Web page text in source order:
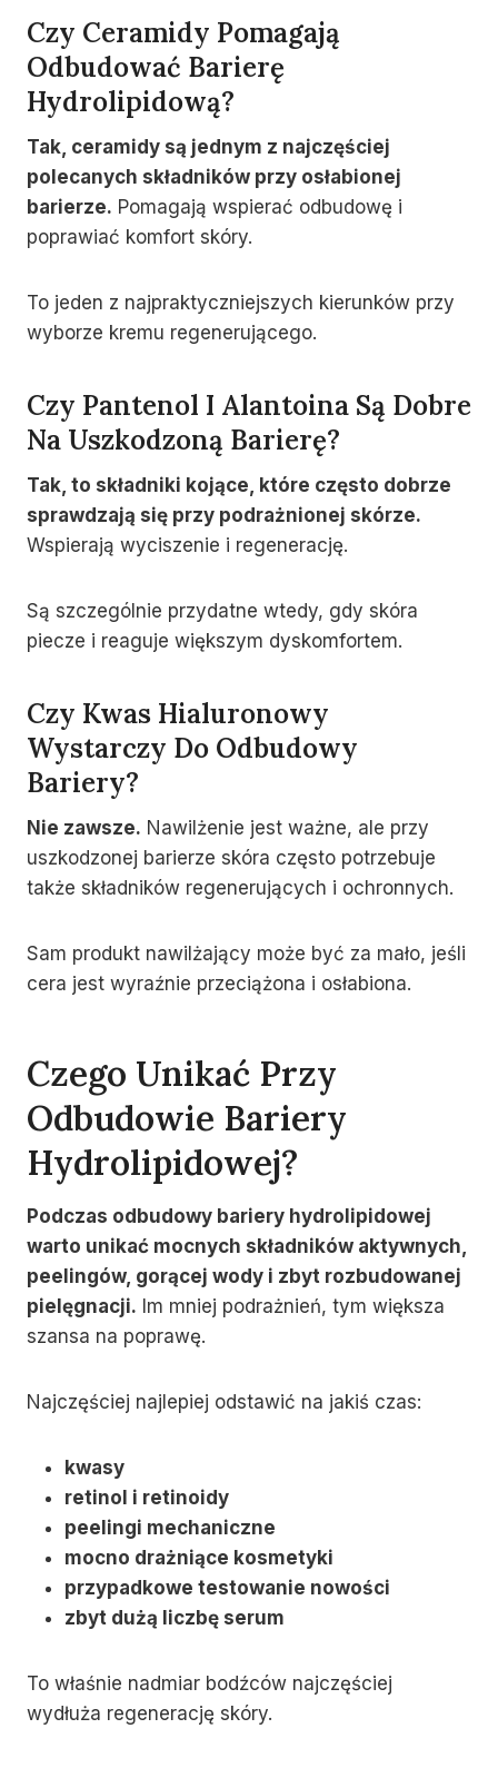
Czy Ceramidy Pomagają
Odbudować Barierę
Hydrolipidową?
Tak, ceramidy są jednym z najczęściej
polecanych składników przy osłabionej
barierze. Pomagają wspierać odbudowę i
poprawiać komfort skóry.
To jeden z najpraktyczniejszych kierunków przy
wyborze kremu regenerującego.
Czy Pantenol I Alantoina Są Dobre
Na Uszkodzoną Barierę?
Tak, to składniki kojące, które często dobrze
sprawdzają się przy podrażnionej skórze.
Wspierają wyciszenie i regenerację.
Są szczególnie przydatne wtedy, gdy skóra
piecze i reaguje większym dyskomfortem.
Czy Kwas Hialuronowy
Wystarczy Do Odbudowy
Bariery?
Nie zawsze. Nawilżenie jest ważne, ale przy
uszkodzonej barierze skóra często potrzebuje
także składników regenerujących i ochronnych.
Sam produkt nawilżający może być za mało, jeśli
cera jest wyraźnie przeciążona i osłabiona.
Czego Unikać Przy
Odbudowie Bariery
Hydrolipidowej?
Podczas odbudowy bariery hydrolipidowej
warto unikać mocnych składników aktywnych,
peelingów, gorącej wody i zbyt rozbudowanej
pielęgnacji. Im mniej podrażnień, tym większa
szansa na poprawę.
Najczęściej najlepiej odstawić na jakiś czas:
kwasy
retinol i retinoidy
peelingi mechaniczne
mocno drażniące kosmetyki
przypadkowe testowanie nowości
zbyt dużą liczbę serum
To właśnie nadmiar bodźców najczęściej
wydłuża regenerację skóry.